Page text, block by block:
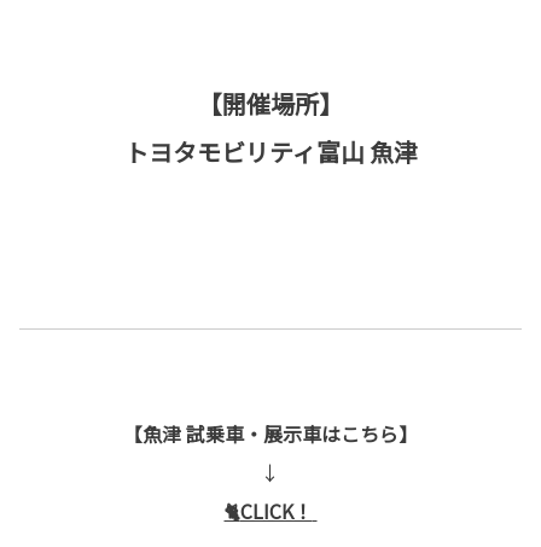
【開催場所】
トヨタモビリティ富山 魚津
【魚津 試乗車・展示車はこちら】
↓
🐈CLICK！